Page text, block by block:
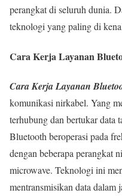
perangkat di seluruh dunia.
teknologi yang paling di
Cara Kerja Layanan
Cara Kerja Layanan
komunikasi nirkabel. Yang
terhubung dan bertukar data
Bluetooth beroperasi pada
dengan beberapa perangkat
microwave. Teknologi ini
mentransmisikan data